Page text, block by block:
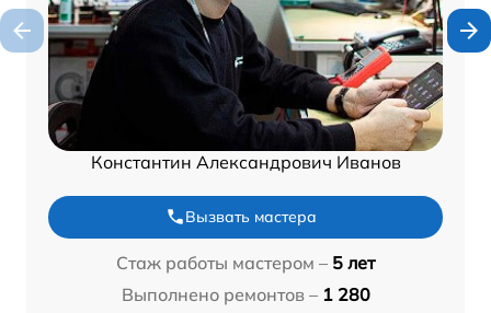
Константин Александрович Иванов
Вызвать мастера
Стаж работы мастером – 5 лет
Выполнено ремонтов – 1 280